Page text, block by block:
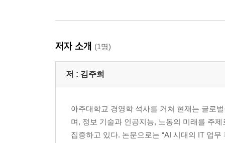
저자 소개 (1명)
저 : 김주희
아주대학교 경영학 석사를 거쳐 현재는 글로
며, 정보 기술과 인공지능, 노동의 미래를 주
집중하고 있다. 논문으로는 “AI 시대의 IT 업